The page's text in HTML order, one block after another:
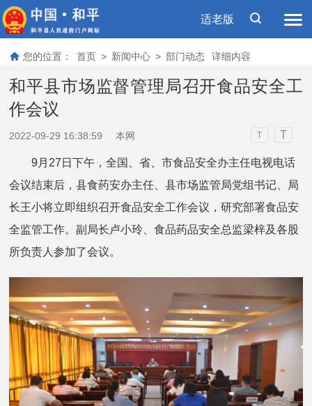
适老版
您的位置： 首页 > 新闻中心 > 部门动态 详细内容
和平县市场监督管理局召开食品安全工
作会议
2022-09-29 16:38:59 本网 T T
9月27日下午，全国、省、市食品安全办主任电视电话
会议结束后，县食药安办主任、县市场监管局党组书记、局
长王小将立即组织召开食品安全工作会议，研究部署食品安
全监管工作。副局长卢小玲、食品药品安全总监梁梓及各股
所负责人参加了会议。